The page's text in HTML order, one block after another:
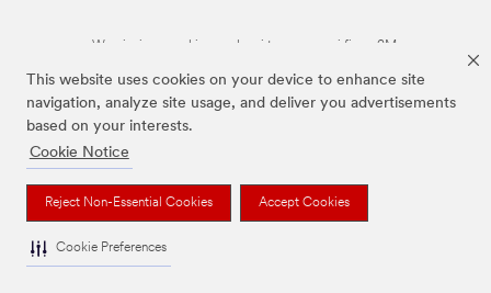
This website uses cookies on your device to enhance site
navigation, analyze site usage, and deliver you advertisements
based on your interests.
Cookie Notice
Reject Non-Essential Cookies Accept Cookies
Cookie Preferences
Wymienione marki są znakami towarowymi firmy 3M.